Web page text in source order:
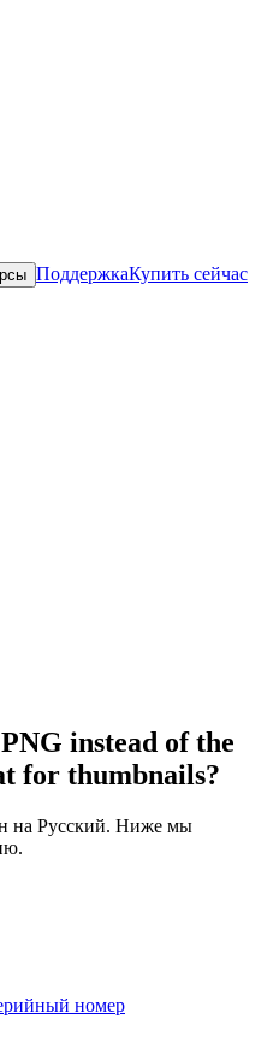
ПоддержкаКупить сейчас
instead of the
for thumbnails?
на Русский. Ниже мы
номер